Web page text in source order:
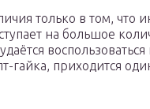
только в том, что
на большое
гайка, приходится